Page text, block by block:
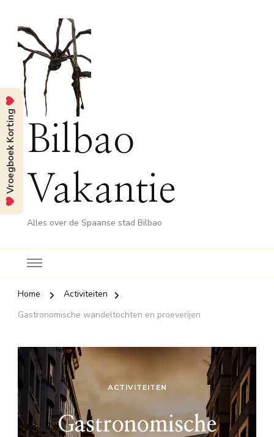
Bilbao
Vakantie
Alles over de Spaanse stad Bilbao
Home
Activiteiten
Gastronomische wandeltochten en proeverijen
ACTIVITEITEN
Gastronomische
Vroegboek Korting